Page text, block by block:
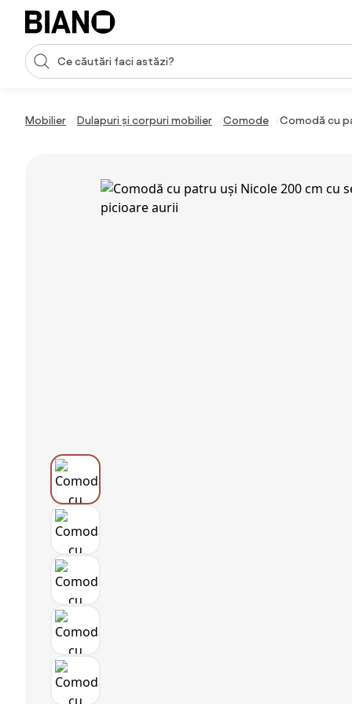
Sari peste navigare, accesează conținutul
Introducerea căutării
Mobilier Dulapuri și corpuri mobilier Comode Comodă cu